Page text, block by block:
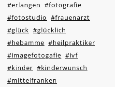
#erlangen #fotografie
#fotostudio #frauenarzt
#glück #glücklich
#hebamme #heilpraktiker
#imagefotogafie #ivf
#kinder #kinderwunsch
#mittelfranken